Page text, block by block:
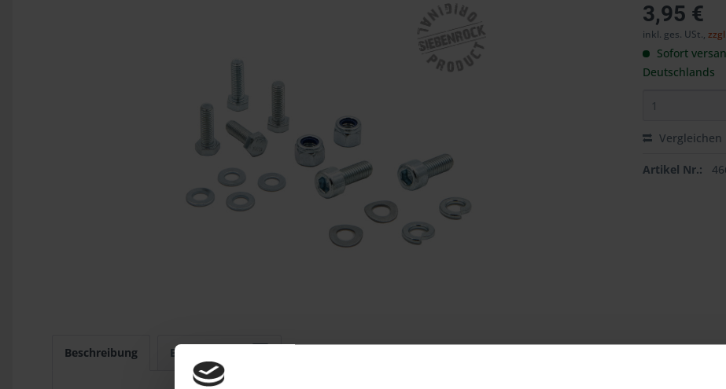
3,95 €
inkl. ges. USt.,
Sofort
Deutschlands
Vergleichen
Artikel Nr.:
Beschreibung Bewertungen